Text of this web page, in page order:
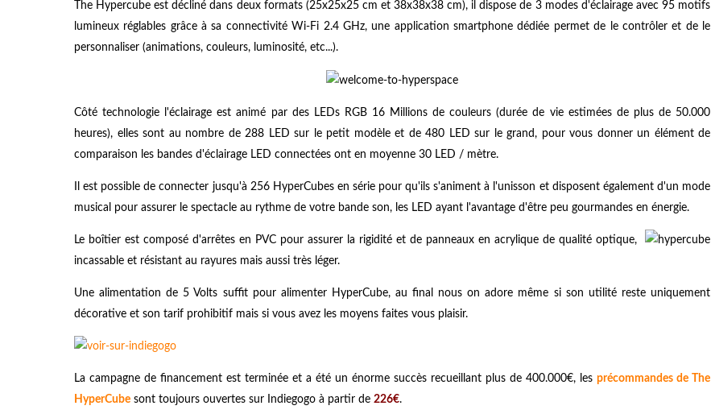
The Hypercube est décliné dans deux formats (25x25x25 cm et 38x38x38 cm), il dispose de 3 modes d'éclairage avec 95 motifs
lumineux réglables grâce à sa connectivité Wi-Fi 2.4 GHz, une application smartphone dédiée permet de le contrôler et de le
personnaliser (animations, couleurs, luminosité, etc...).
Côté technologie l'éclairage est animé par des LEDs RGB 16 Millions de couleurs (durée de vie estimées de plus de 50.000
heures), elles sont au nombre de 288 LED sur le petit modèle et de 480 LED sur le grand, pour vous donner un élément de
comparaison les bandes d'éclairage LED connectées ont en moyenne 30 LED / mètre.
Il est possible de connecter jusqu'à 256 HyperCubes en série pour qu'ils s'animent à l'unisson et disposent également d'un mode
musical pour assurer le spectacle au rythme de votre bande son, les LED ayant l'avantage d'être peu gourmandes en énergie.
Le boîtier est composé d'arrêtes en PVC pour assurer la rigidité et de panneaux en acrylique de qualité optique,
incassable et résistant au rayures mais aussi très léger.
Une alimentation de 5 Volts suffit pour alimenter HyperCube, au final nous on adore même si son utilité reste uniquement
décorative et son tarif prohibitif mais si vous avez les moyens faites vous plaisir.
La campagne de financement est terminée et a été un énorme succès recueillant plus de 400.000€, les précommandes de The
HyperCube sont toujours ouvertes sur Indiegogo à partir de 226€.